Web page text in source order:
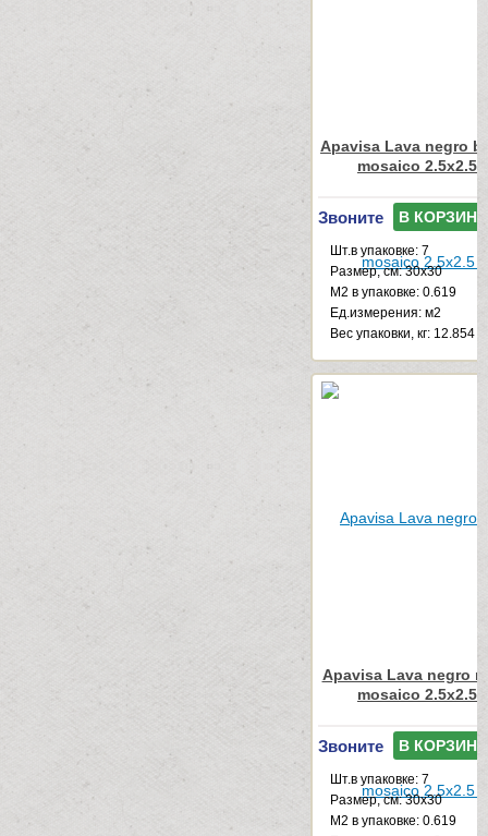
Apavisa Lava negro
mosaico 2.5x2.5
Звоните В КОРЗИНУ
Шт.в упаковке: 7
Размер, см: 30x30
М2 в упаковке: 0.619
Ед.измерения: м2
Веc упаковки, кг: 12.854
Apavisa Lava negro
mosaico 2.5x2.5
Звоните В КОРЗИНУ
Шт.в упаковке: 7
Размер, см: 30x30
М2 в упаковке: 0.619